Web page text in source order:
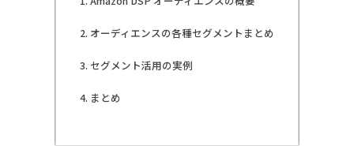
オーディエンスの各種セグメントまとめ
セグメント活用の実例
まとめ